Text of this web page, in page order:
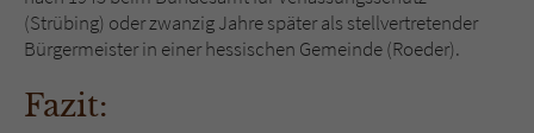
(Strübing) oder zwanzig Jahre später als stellvertretender
Bürgermeister in einer hessischen Gemeinde (Roeder).
Fazit: